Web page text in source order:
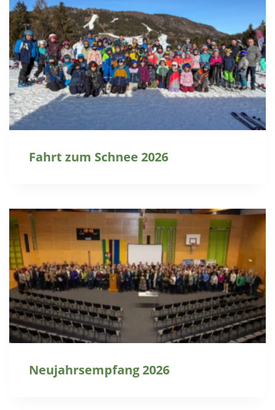
Fahrt zum Schnee 2026
Neujahrsempfang 2026